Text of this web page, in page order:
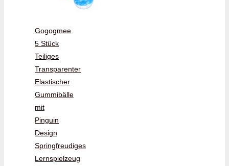
Gogogmee
5 Stück
Teiliges
Transparenter
Elastischer
Gummibälle
mit
Pinguin
Design
Springfreudiges
Lernspielzeug